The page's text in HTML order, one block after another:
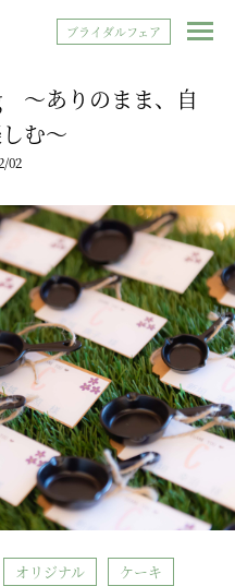
ブライダルフェア
ありのまま、自
む～
02
オリジナル
ケーキ